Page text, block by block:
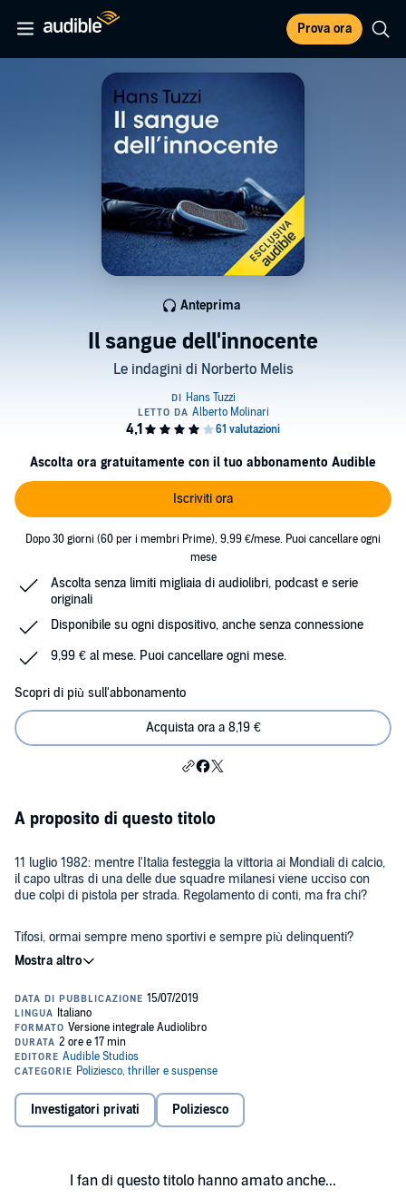
Prova ora
Il sangue dell'innocente
Le indagini di Norberto Melis
Anteprima
Ascolta ora gratuitamente con il tuo abbonamento Audible
Iscriviti ora
Dopo 30 giorni (60 per i membri Prime), 9,99 €/mese. Puoi cancellare ogni
mese
Ascolta senza limiti migliaia di audiolibri, podcast e serie
originali
Disponibile su ogni dispositivo, anche senza connessione
9,99 € al mese. Puoi cancellare ogni mese.
Scopri di più sull'abbonamento
Acquista ora a 8,19 €
A proposito di questo titolo
11 luglio 1982: mentre l'Italia festeggia la vittoria ai Mondiali di calcio,
il capo ultras di una delle due squadre milanesi viene ucciso con
due colpi di pistola per strada. Regolamento di conti, ma fra chi?
Tifosi, ormai sempre meno sportivi e sempre più delinquenti?
Estremisti di destra, così vicini a quel mondo? O c'entra la malavita
organizzata, che senza rumore sta entrando anche negli stadi? Le
privata del morto.
©2019 Piergiorgio Nicolazzini Literary Agency (P)2019 Audible
Studios
Investigatori privati Poliziesco
I fan di questo titolo hanno amato anche...